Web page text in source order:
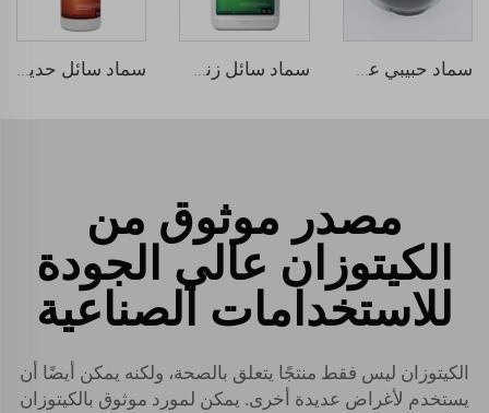
سماد حبيبي عضوي من الأعشاب البحرية سماد سائل زنك من الأعشاب البحرية سماد سائل حديد متشابك الأعشاب البحرية
مصدر موثوق من
الكيتوزان عالي الجودة
للاستخدامات الصناعية
الكيتوزان ليس فقط منتجًا يتعلق بالصحة، ولكنه يمكن أيضًا أن
يستخدم لأغراض عديدة أخرى. يمكن لمورد موثوق بالكيتوزان